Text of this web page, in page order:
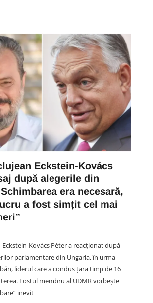
Eckstein-Kovács
după alegerile din
era necesară,
a fost simțit cel mai
Kovács Péter a reacționat după
parlamentare din Ungaria, în urma
liderul care a condus țara timp de 16
Fostul membru al UDMR vorbește
inevit